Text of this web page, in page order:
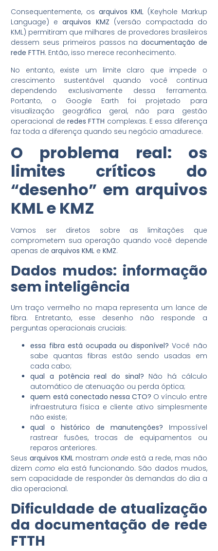
Consequentemente, os arquivos KML (Keyhole Markup
Language) earquivos KMZ (versão compactada do
KML) permitiram que milhares de provedores brasileiros
dessem seus primeiros passos na documentação de
rede FTTH. Então, isso merece reconhecimento.
No entanto, existe um limite claro que impede o
crescimento sustentável quando você continua
dependendo exclusivamente dessa ferramenta.
Portanto, o Google Earth foi projetado para
visualização geográfica geral, não para gestão
operacional deredes FTTH complexas. E essa diferença
faz toda a diferença quando seu negócio amadurece.
O problema real: os
limites críticos do
“desenho” em arquivos
KML e KMZ
Vamos ser diretos sobre as limitações que
comprometem sua operação quando você depende
apenas dearquivos KML eKMZ.
Dados mudos: informação
sem inteligência
Um traço vermelho no mapa representa um lance de
fibra. Entretanto, esse desenho não responde a
perguntas operacionais cruciais:
essa fibra está ocupada ou disponível? Você não
sabe quantas fibras estão sendo usadas em
cada cabo;
qual a potência real do sinal? Não há cálculo
automático de atenuação ou perda óptica;
quem está conectado nessa CTO? O vínculo entre
infraestrutura física e cliente ativo simplesmente
não existe;
qual o histórico de manutenções? Impossível
rastrear fusões, trocas de equipamentos ou
reparos anteriores.
Seus arquivos KMLmostram onde está a rede, mas não
dizem como ela está funcionando. São dados mudos,
sem capacidade de responder às demandas do dia a
dia operacional.
Dificuldade de atualização
da documentação de rede
FTTH